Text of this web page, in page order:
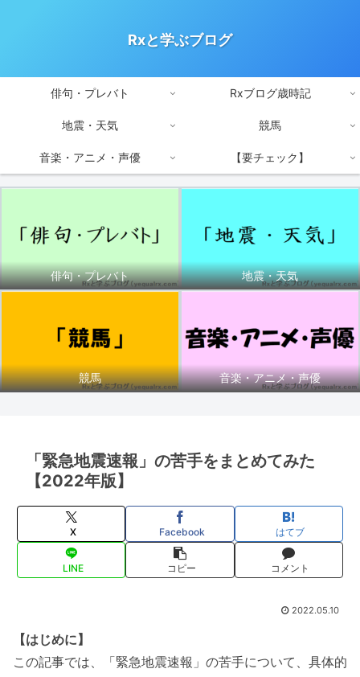
Rxと学ぶブログ
俳句・プレバト Rxブログ歳時記
地震・天気 競馬
音楽・アニメ・声優 【要チェック】
俳句・プレバト 地震・天気
競馬 音楽・アニメ・声優
「緊急地震速報」の苦手をまとめてみた
【2022年版】
X Facebook はてブ
LINE コピー コメント
2022.05.10
【はじめに】
この記事では、「緊急地震速報」の苦手について、具体的